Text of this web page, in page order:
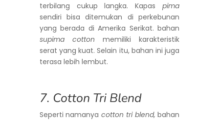
terbilang cukup langka. Kapaspima
sendiri bisa ditemukan di perkebunan
yang berada di Amerika Serikat. bahan
supima cotton memiliki karakteristik
serat yang kuat. Selain itu, bahan ini juga
terasa lebih lembut.
7. Cotton Tri Blend
Seperti namanyacotton tri blend, bahan